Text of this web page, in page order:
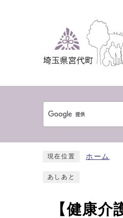
現在位置 ホーム
あしあと
【健康